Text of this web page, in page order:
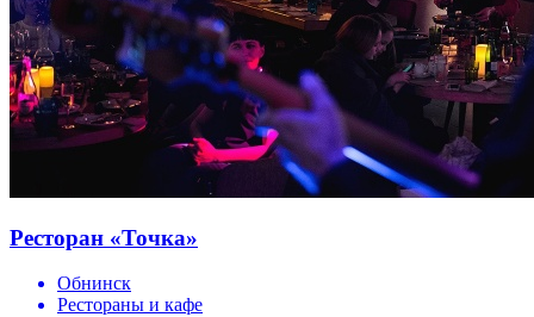
Ресторан «Точка»
Обнинск
Рестораны и кафе